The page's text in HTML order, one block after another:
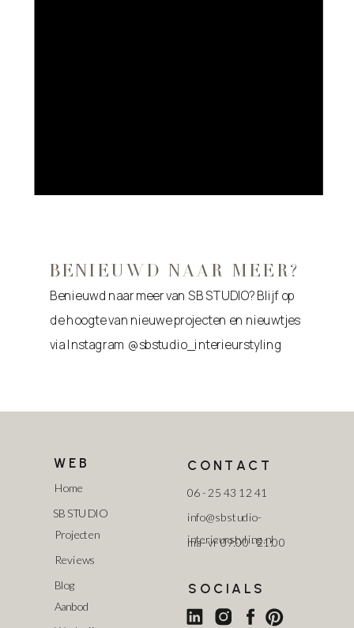
BENIEUWD NAAR MEER?
Benieuwd naar meer van SB STUDIO? Blijf op
de hoogte van nieuwe projecten en nieuwtjes
via Instagram @sbstudio_interieurstyling
CONTACT
SB STUDIO
Projecten
info@sbstudio-
interieurstyling.nl
Aanbod
Reviews
Home
WEB
SOCIALS
Blog
06 - 25 43 12 41
ma - vr 09:00 - 21:00